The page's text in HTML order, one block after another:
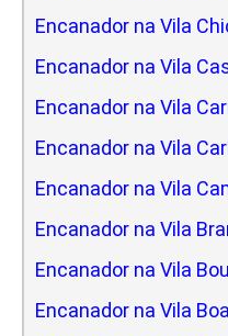
Encanador na Vila
Encanador na Vila
Encanador na Vila
Encanador na Vila
Encanador na Vila
Encanador na Vila
Encanador na Vila
Encanador na Vila